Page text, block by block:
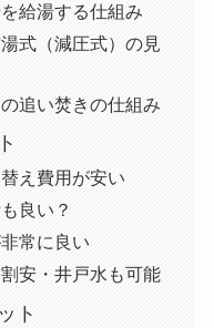
給湯する仕組み
式（減圧式）の見
追い焚きの仕組み
え費用が安い
良い？
常に良い
安・井戸水も可能
ト